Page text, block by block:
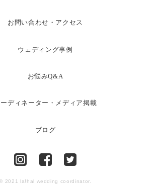
お問い合わせ・アクセス
ウェディング事例
お悩みQ&A
ーディネーター・メディア掲載
ブログ
2021 la!hal wedding coordinator.